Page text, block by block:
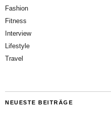
Fashion
Fitness
Interview
Lifestyle
Travel
NEUESTE BEITRÄGE